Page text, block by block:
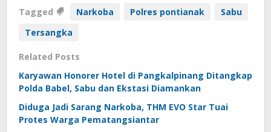
Tagged Narkoba Polres pontianak
Sabu
Tersangka
Related Posts
Karyawan Honorer Hotel di Pangkalpinang Ditangkap
Polda Babel, Sabu dan Ekstasi Diamankan
Diduga Jadi Sarang Narkoba, THM EVO Star Tuai
Protes Warga Pematangsiantar